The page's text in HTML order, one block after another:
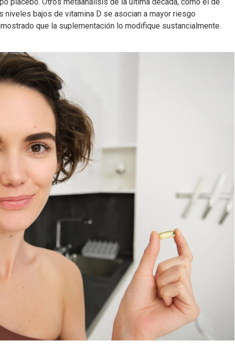
niveles bajos de vitamina D se asocian a mayor riesgo
que la suplementación lo modifique sustancialmente.